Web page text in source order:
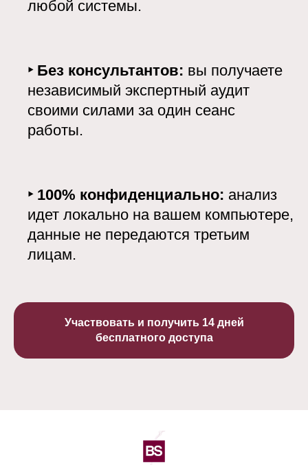
любой системы.
‣ Без консультантов: вы получаете
независимый экспертный аудит
своими силами за один сеанс
работы.
‣ 100% конфиденциально: анализ
идет локально на вашем компьютере,
данные не передаются третьим
лицам.
Участвовать и получить 14 дней
бесплатного доступа